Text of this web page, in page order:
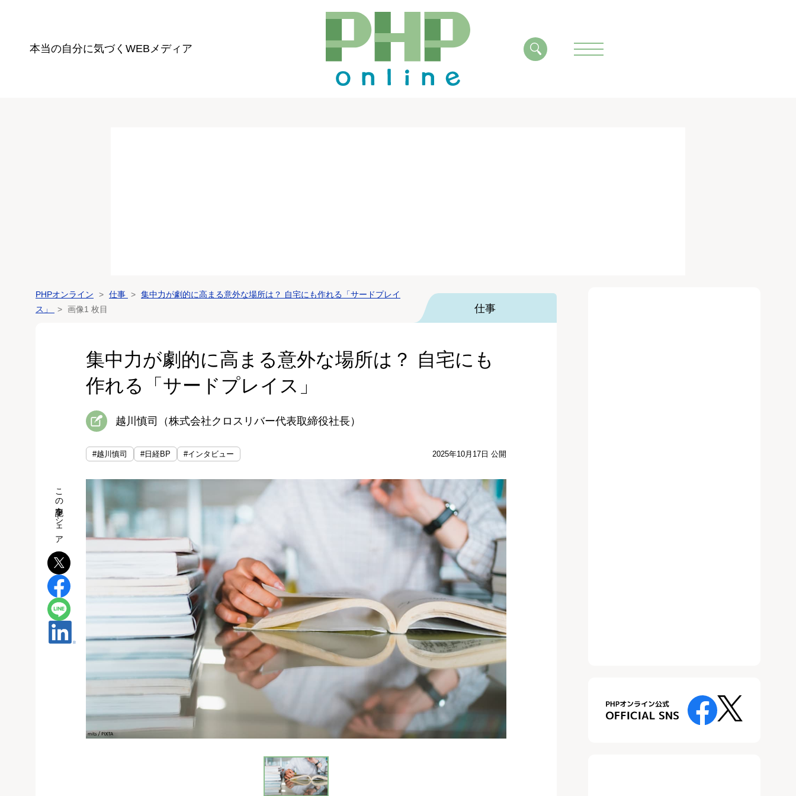
本当の自分に気づく WEBメディア
PHPオンライン 仕事
集中力が劇的に高まる意外な場所は？ 自宅にも作れる「サードプレイ
ス」
画像1 枚目 仕事
集中力が劇的に高まる意外な場所は？ 自宅にも
作れる「サードプレイス」
越川慎司（株式会社クロスリバー代表取締役社長）
#越川慎司 #日経BP #インタビュー 2025年10月17日 公開
この記事をシェア